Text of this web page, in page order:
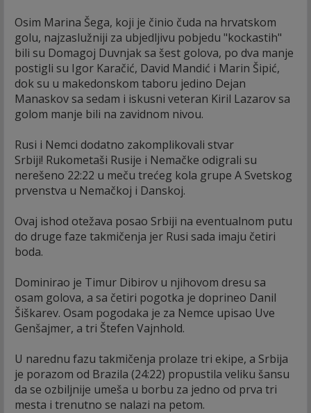
Osim Marina Šega, koji je činio čuda na hrvatskom
golu, najzaslužniji za ubjedljivu pobjedu "kockastih"
bili su Domagoj Duvnjak sa šest golova, po dva manje
postigli su Igor Karačić, David Mandić i Marin Šipić,
dok su u makedonskom taboru jedino Dejan
Manaskov sa sedam i iskusni veteran Kiril Lazarov sa
golom manje bili na zavidnom nivou.
Rusi i Nemci dodatno zakomplikovali stvar
Srbiji! Rukometaši Rusije i Nemačke odigrali su
nerešeno 22:22 u meču trećeg kola grupe A Svetskog
prvenstva u Nemačkoj i Danskoj.
Ovaj ishod otežava posao Srbiji na eventualnom putu
do druge faze takmičenja jer Rusi sada imaju četiri
boda.
Dominirao je Timur Dibirov u njihovom dresu sa
osam golova, a sa četiri pogotka je doprineo Danil
Šiškarev. Osam pogodaka je za Nemce upisao Uve
Genšajmer, a tri Štefen Vajnhold.
U narednu fazu takmičenja prolaze tri ekipe, a Srbija
je porazom od Brazila (24:22) propustila veliku šansu
da se ozbiljnije umeša u borbu za jedno od prva tri
mesta i trenutno se nalazi na petom.